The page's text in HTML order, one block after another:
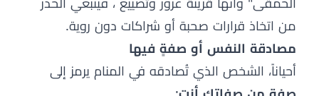
من اتخاذ قرارات صحبة أو شراكات دون روية.
مصادقة النفس أو صفةٍ فيها
أحياناً، الشخص الذي تُصادقه في المنام يرمز إلى